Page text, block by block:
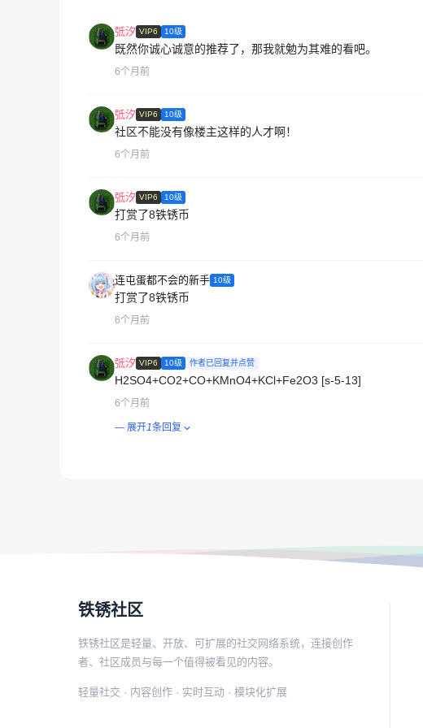
弤汐 VIP6 10级
既然你诚心诚意的推荐了，那我就勉为其难的看吧。
6个月前
弤汐 VIP6 10级
社区不能没有像楼主这样的人才啊！
6个月前
弤汐 VIP6 10级
打赏了8铁锈币
6个月前
连屯蛋都不会的新手 10级
打赏了8铁锈币
6个月前
弤汐 VIP6 10级 作者已回复并点赞
H2SO4+CO2+CO+KMnO4+KCl+Fe2O3 [s-5-13]
6个月前
— 展开1条回复
铁锈社区
铁锈社区是轻量、开放、可扩展的社交网络系统，连接创作
者、社区成员与每一个值得被看见的内容。
轻量社交 · 内容创作 · 实时互动 · 模块化扩展